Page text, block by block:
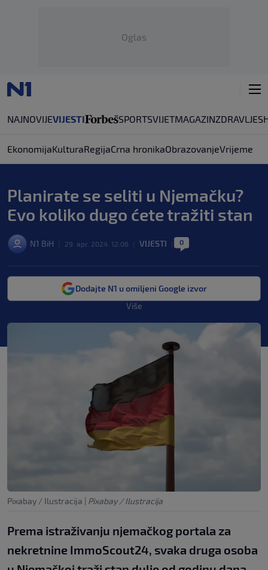
Oglas
NAJNOVIJEVIJESTI SPORTSVIJETMAGAZINZDRAVLJE
EkonomijaKulturaRegijaCrna hronikaObrazovanjeVrijeme
Planirate se seliti u Njemačku?
Evo koliko dugo ćete tražiti stan
N1 BiH 29. apr. 2024. 12:06 VIJESTI 0
Dodajte N1 u omiljeni Google izvor
Više
Pixabay / Ilustracija | Pixabay / Ilustracija
Prema istraživanju njemačkog portala za
nekretnine ImmoScout24, svaka druga osoba